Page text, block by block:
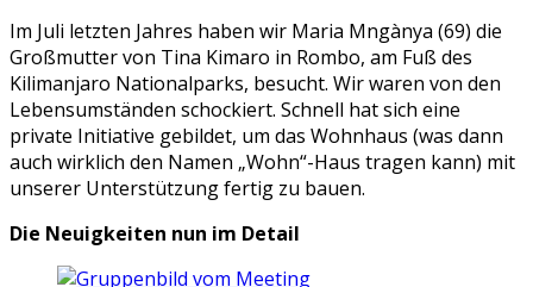
Im Juli letzten Jahres haben wir Maria Mngànya (69) die
Großmutter von Tina Kimaro in Rombo, am Fuß des
Kilimanjaro Nationalparks, besucht. Wir waren von den
Lebensumständen schockiert. Schnell hat sich eine
private Initiative gebildet, um das Wohnhaus (was dann
auch wirklich den Namen „Wohn“-Haus tragen kann) mit
unserer Unterstützung fertig zu bauen.
Die Neuigkeiten nun im Detail